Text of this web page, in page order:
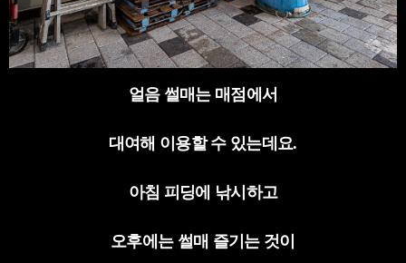
얼음 썰매는 매점에서
대여해 이용할 수 있는데요.
아침 피딩에 낚시하고
오후에는 썰매 즐기는 것이